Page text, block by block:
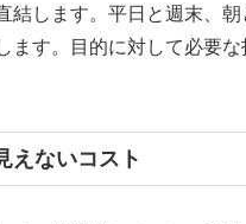
結します。平日と週末、朝
ます。目的に対して必要
えないコスト